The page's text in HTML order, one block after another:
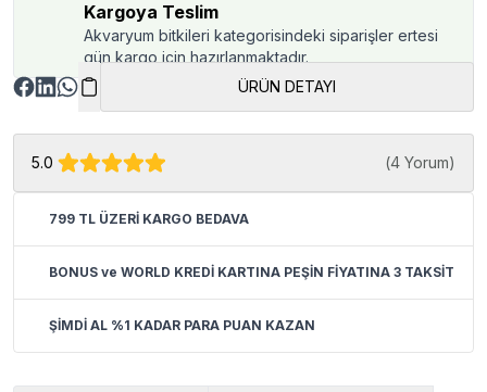
Kargoya Teslim
Akvaryum bitkileri kategorisindeki siparişler ertesi
gün kargo için hazırlanmaktadır.
ÜRÜN DETAYI
5.0 (4 Yorum)
799 TL ÜZERİ KARGO BEDAVA
BONUS ve WORLD KREDİ KARTINA PEŞİN FİYATINA 3 TAKSİT
ŞİMDİ AL %1 KADAR PARA PUAN KAZAN